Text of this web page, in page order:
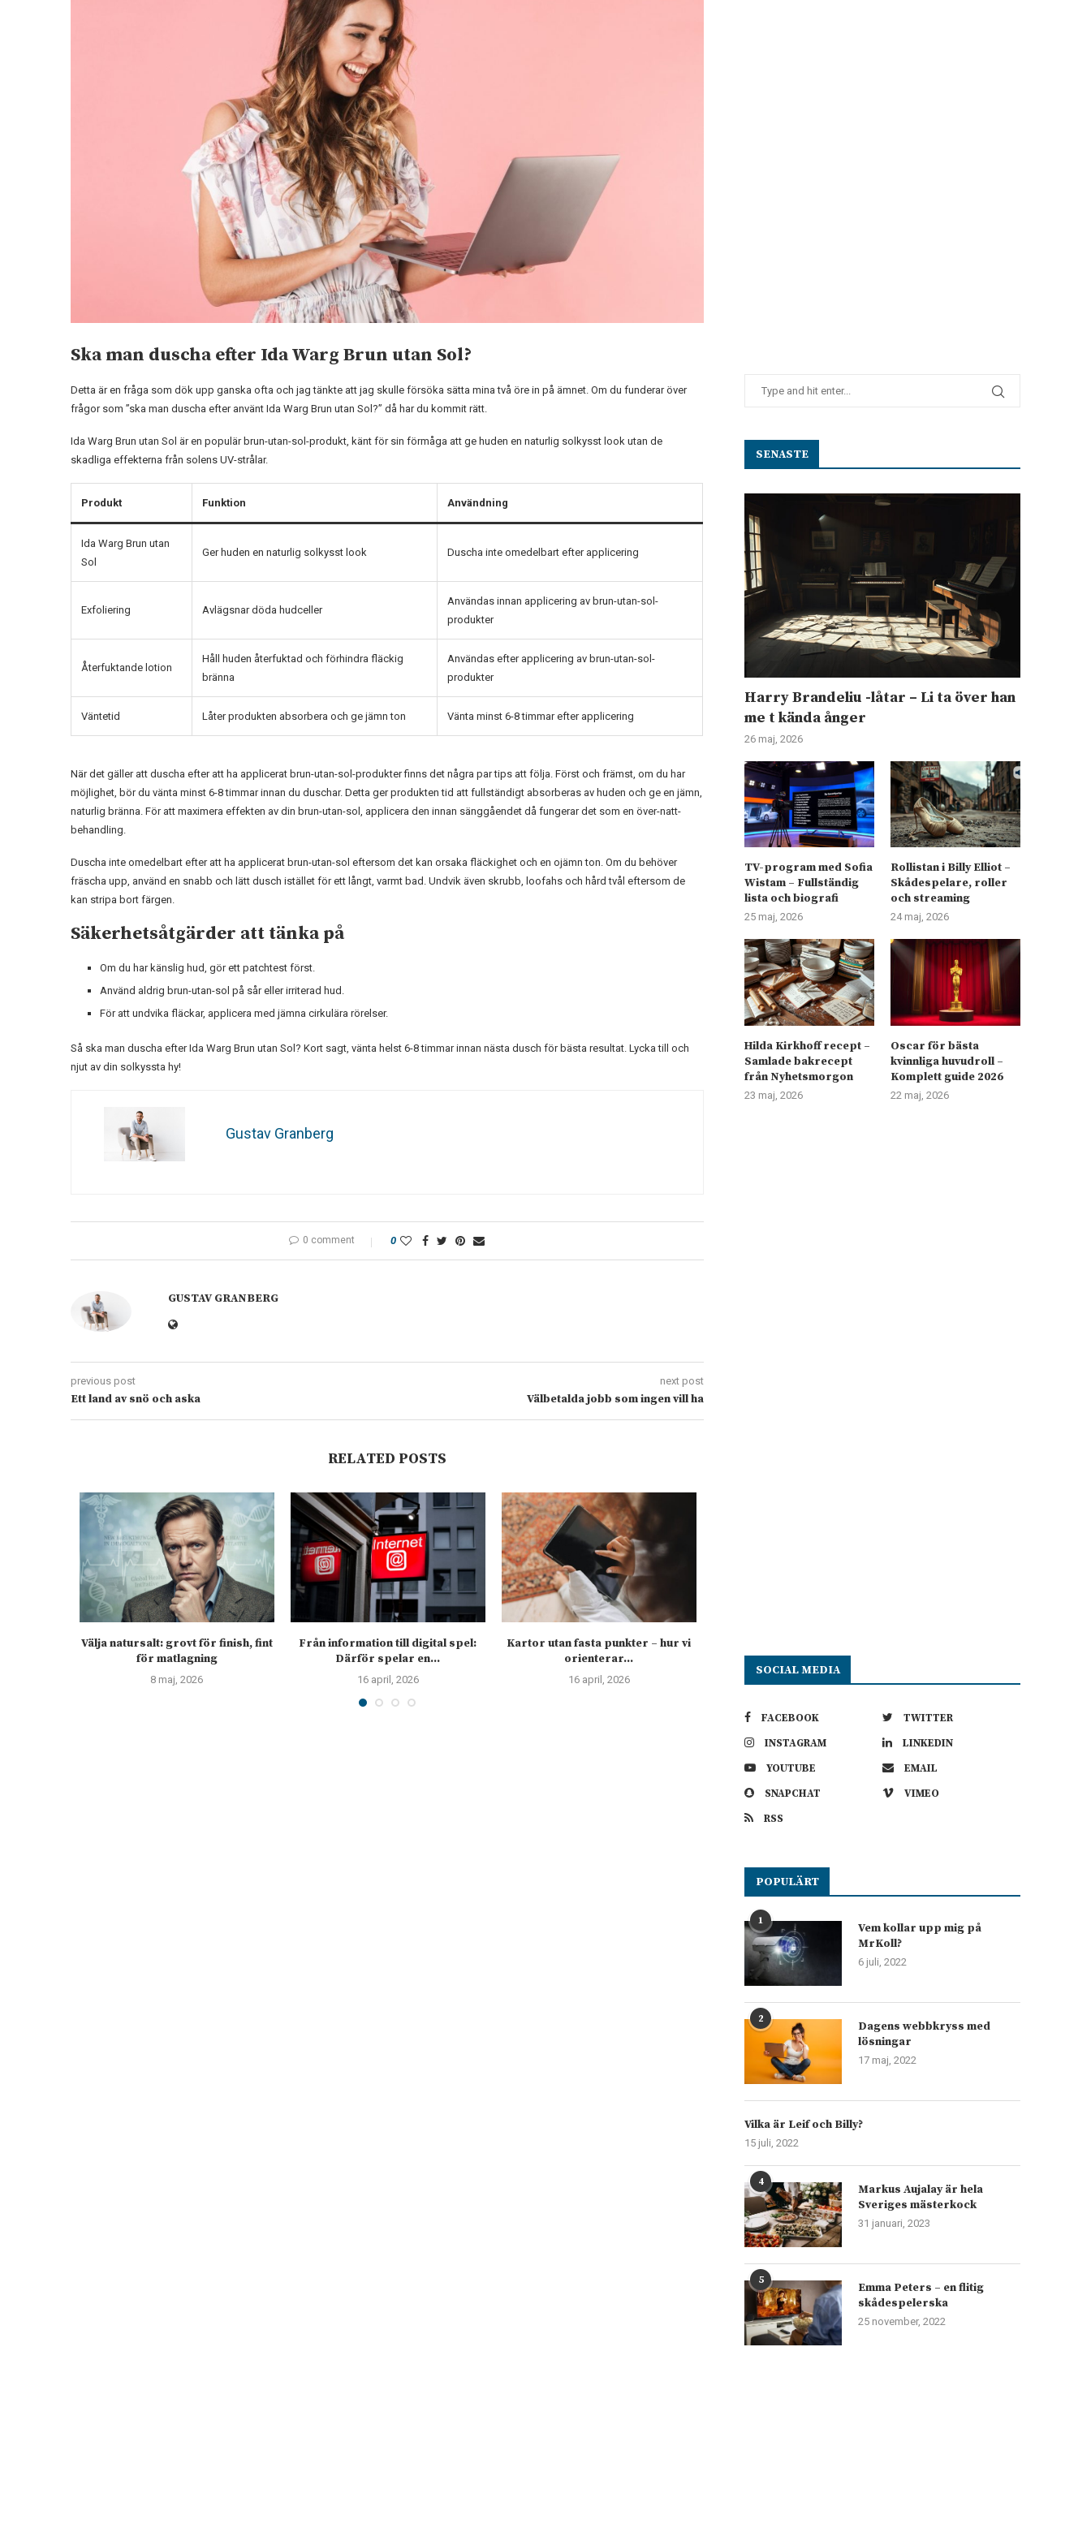
Ska man duscha efter Ida Warg Brun utan Sol?
Detta är en fråga som dök upp ganska ofta och jag tänkte att jag skulle försöka sätta mina två öre in på ämnet. Om du funderar över
frågor som ”ska man duscha efter använt Ida Warg Brun utan Sol?” då har du kommit rätt.
Ida Warg Brun utan Sol är en populär brun-utan-sol-produkt, känt för sin förmåga att ge huden en naturlig solkysst look utan de
skadliga effekterna från solens UV-strålar.
Produkt Funktion Användning
Ida Warg Brun utan
Sol
Ger huden en naturlig solkysst look Duscha inte omedelbart efter applicering
Exfoliering Avlägsnar döda hudceller
Användas innan applicering av brun-utan-sol-
produkter
Återfuktande lotion
Håll huden återfuktad och förhindra fläckig
bränna
Användas efter applicering av brun-utan-sol-
produkter
Väntetid Låter produkten absorbera och ge jämn ton Vänta minst 6-8 timmar efter applicering
När det gäller att duscha efter att ha applicerat brun-utan-sol-produkter finns det några par tips att följa. Först och främst, om du har
möjlighet, bör du vänta minst 6-8 timmar innan du duschar. Detta ger produkten tid att fullständigt absorberas av huden och ge en jämn,
naturlig bränna. För att maximera effekten av din brun-utan-sol, applicera den innan sänggåendet då fungerar det som en över-natt-
behandling.
Duscha inte omedelbart efter att ha applicerat brun-utan-sol eftersom det kan orsaka fläckighet och en ojämn ton. Om du behöver
fräscha upp, använd en snabb och lätt dusch istället för ett långt, varmt bad. Undvik även skrubb, loofahs och hård tvål eftersom de
kan stripa bort färgen.
Säkerhetsåtgärder att tänka på
Om du har känslig hud, gör ett patchtest först.
Använd aldrig brun-utan-sol på sår eller irriterad hud.
För att undvika fläckar, applicera med jämna cirkulära rörelser.
Så ska man duscha efter Ida Warg Brun utan Sol? Kort sagt, vänta helst 6-8 timmar innan nästa dusch för bästa resultat. Lycka till och
njut av din solkyssta hy!
Gustav Granberg
0 comment 0
GUSTAV GRANBERG
previous post
Ett land av snö och aska
next post
Välbetalda jobb som ingen vill ha
RELATED POSTS
Välja natursalt: grovt för finish, fint
för matlagning
8 maj, 2026
Från information till digital spel:
Därför spelar en...
16 april, 2026
Kartor utan fasta punkter – hur vi
orienterar...
16 april, 2026
fokus på...
SENASTE
Harry Brandeliu -låtar – Li ta över han
me t kända ånger
26 maj, 2026
TV-program med Sofia
Wistam – Fullständig
lista och biografi
25 maj, 2026
Rollistan i Billy Elliot –
Skådespelare, roller
och streaming
24 maj, 2026
Hilda Kirkhoff recept –
Samlade bakrecept
från Nyhetsmorgon
23 maj, 2026
Oscar för bästa
kvinnliga huvudroll –
Komplett guide 2026
22 maj, 2026
SOCIAL MEDIA
FACEBOOK
TWITTER
INSTAGRAM
LINKEDIN
YOUTUBE
EMAIL
SNAPCHAT
VIMEO
RSS
POPULÄRT
1
Vem kollar upp mig på
MrKoll?
6 juli, 2022
2
Dagens webbkryss med
lösningar
17 maj, 2022
Vilka är Leif och Billy?
15 juli, 2022
4
Markus Aujalay är hela
Sveriges mästerkock
31 januari, 2023
5
Emma Peters – en flitig
skådespelerska
25 november, 2022